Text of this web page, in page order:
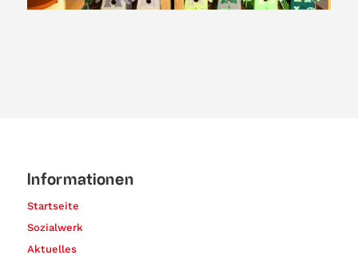
Informationen
Startseite
Sozialwerk
Aktuelles